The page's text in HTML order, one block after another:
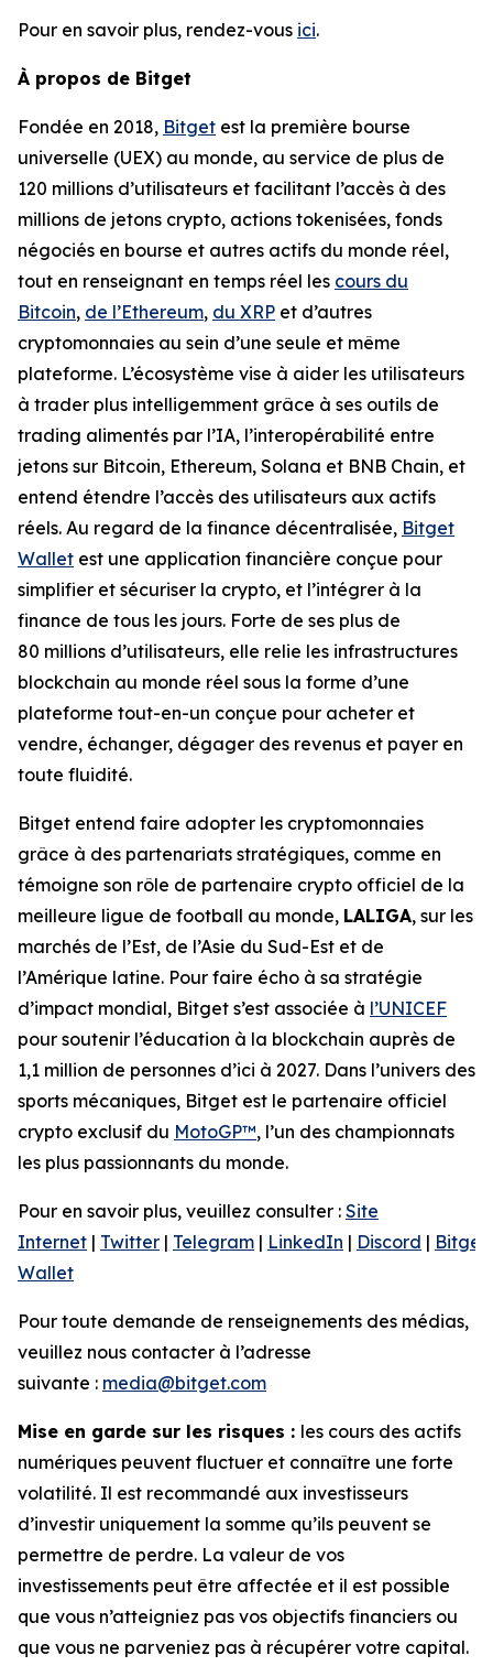
Pour en savoir plus, rendez-vous ici.
À propos de Bitget
Fondée en 2018, Bitget est la première bourse
universelle (UEX) au monde, au service de plus de
120 millions d’utilisateurs et facilitant l’accès à des
millions de jetons crypto, actions tokenisées, fonds
négociés en bourse et autres actifs du monde réel,
tout en renseignant en temps réel les cours du
Bitcoin, de l’Ethereum, du XRP et d’autres
cryptomonnaies au sein d’une seule et même
plateforme. L’écosystème vise à aider les utilisateurs
à trader plus intelligemment grâce à ses outils de
trading alimentés par l’IA, l’interopérabilité entre
jetons sur Bitcoin, Ethereum, Solana et BNB Chain, et
entend étendre l’accès des utilisateurs aux actifs
réels. Au regard de la finance décentralisée, Bitget
Wallet est une application financière conçue pour
simplifier et sécuriser la crypto, et l’intégrer à la
finance de tous les jours. Forte de ses plus de
80 millions d’utilisateurs, elle relie les infrastructures
blockchain au monde réel sous la forme d’une
plateforme tout-en-un conçue pour acheter et
vendre, échanger, dégager des revenus et payer en
toute fluidité.
Bitget entend faire adopter les cryptomonnaies
grâce à des partenariats stratégiques, comme en
témoigne son rôle de partenaire crypto officiel de la
meilleure ligue de football au monde, LALIGA, sur les
marchés de l’Est, de l’Asie du Sud-Est et de
l’Amérique latine. Pour faire écho à sa stratégie
d’impact mondial, Bitget s’est associée à l’UNICEF
pour soutenir l’éducation à la blockchain auprès de
1,1 million de personnes d’ici à 2027. Dans l’univers des
sports mécaniques, Bitget est le partenaire officiel
crypto exclusif du MotoGP™, l’un des championnats
les plus passionnants du monde.
Pour en savoir plus, veuillez consulter : Site
Internet | Twitter | Telegram | LinkedIn | Discord | Bitget
Wallet
Pour toute demande de renseignements des médias,
veuillez nous contacter à l’adresse
suivante : media@bitget.com
Mise en garde sur les risques : les cours des actifs
numériques peuvent fluctuer et connaître une forte
volatilité. Il est recommandé aux investisseurs
d’investir uniquement la somme qu’ils peuvent se
permettre de perdre. La valeur de vos
investissements peut être affectée et il est possible
que vous n’atteigniez pas vos objectifs financiers ou
que vous ne parveniez pas à récupérer votre capital.